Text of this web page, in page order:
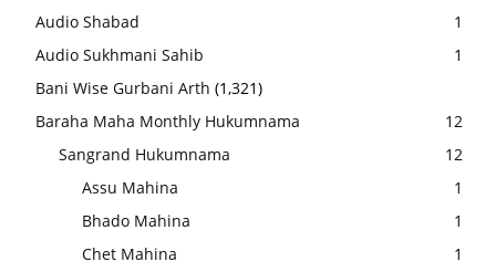
Audio Shabad
1
Audio Sukhmani Sahib
1
Bani Wise Gurbani Arth (1,321)
Baraha Maha Monthly Hukumnama
12
Sangrand Hukumnama
12
Assu Mahina
1
Bhado Mahina
1
Chet Mahina
1